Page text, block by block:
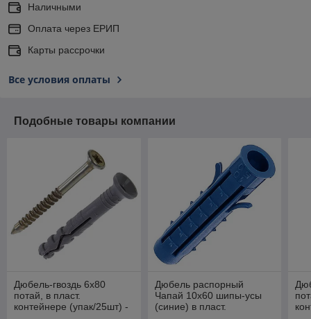
Наличными
Оплата через ЕРИП
Карты рассрочки
Все условия оплаты
Подобные товары компании
Дюбель-гвоздь 6х80
потай, в пласт.
контейнере (упак/25шт) -
Дюбель распорный
Чапай 10х60 шипы-усы
(синие) в пласт.